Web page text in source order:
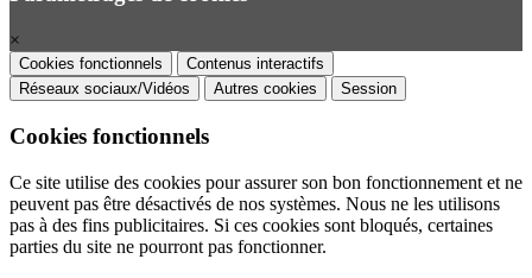
×
Cookies fonctionnels
Contenus interactifs
Réseaux sociaux/Vidéos
Autres cookies Session
Cookies fonctionnels
Ce site utilise des cookies pour assurer son bon fonctionnement et ne
peuvent pas être désactivés de nos systèmes. Nous ne les utilisons
pas à des fins publicitaires. Si ces cookies sont bloqués, certaines
parties du site ne pourront pas fonctionner.